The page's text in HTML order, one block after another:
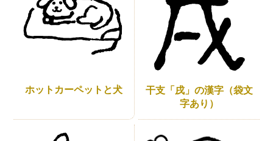
ホットカーペットと犬
干支「戌」の漢字（袋文
字あり）